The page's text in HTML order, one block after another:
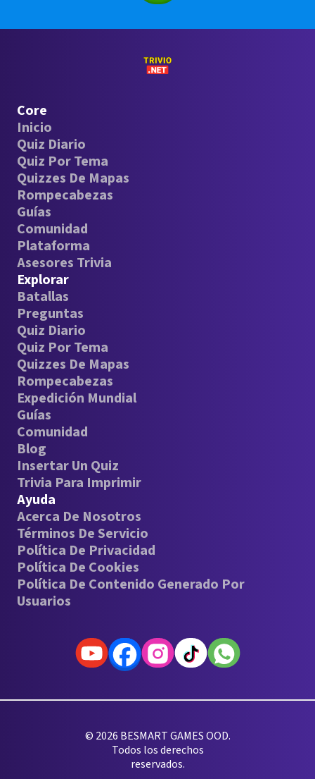
Core
Inicio
Quiz Diario
Quiz Por Tema
Quizzes De Mapas
Rompecabezas
Guías
Comunidad
Plataforma
Asesores Trivia
Explorar
Batallas
Preguntas
Quiz Diario
Quiz Por Tema
Quizzes De Mapas
Rompecabezas
Expedición Mundial
Guías
Comunidad
Blog
Insertar Un Quiz
Trivia Para Imprimir
Ayuda
Acerca De Nosotros
Términos De Servicio
Política De Privacidad
Política De Cookies
Política De Contenido Generado Por
Usuarios
© 2026 BESMART GAMES OOD.
Todos los derechos
reservados.